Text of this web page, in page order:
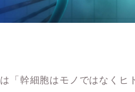
「幹細胞はモノではなくヒ